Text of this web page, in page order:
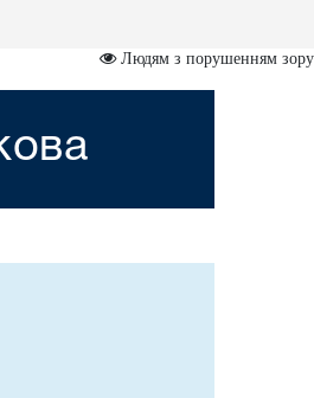
Людям з порушенням зору